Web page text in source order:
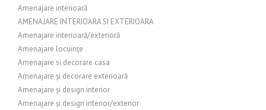
Amenajare interioară
AMENAJARE INTERIOARA SI EXTERIOARA
Amenajare interioară/exterioră
Amenajare locuințe
Amenajare si decorare casa
Amenajare și decorare exterioară
Amenajare și design interior
Amenajare și design interior/exterior